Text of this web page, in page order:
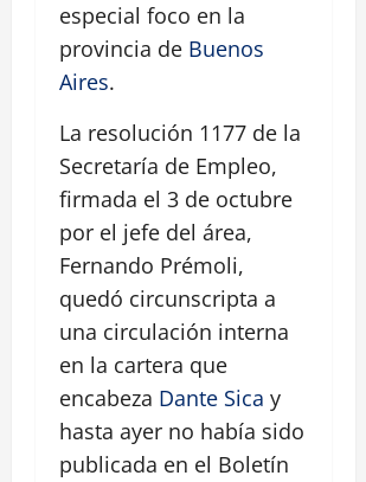
especial foco en la
provincia de Buenos
Aires.
La resolución 1177 de la
Secretaría de Empleo,
firmada el 3 de octubre
por el jefe del área,
Fernando Prémoli,
quedó circunscripta a
una circulación interna
en la cartera que
encabeza Dante Sica y
hasta ayer no había sido
publicada en el Boletín